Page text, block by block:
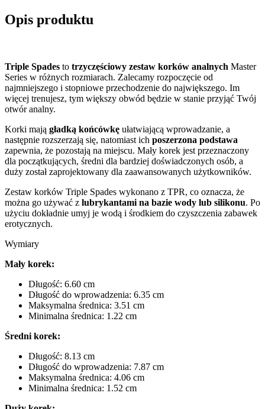
Opis produktu
Triple Spades to trzyczęściowy zestaw korków analnych Master
Series w różnych rozmiarach. Zalecamy rozpoczęcie od
najmniejszego i stopniowe przechodzenie do największego. Im
więcej trenujesz, tym większy obwód będzie w stanie przyjąć Twój
otwór analny.
Korki mają gładką końcówkę ułatwiającą wprowadzanie, a
następnie rozszerzają się, natomiast ich poszerzona podstawa
zapewnia, że pozostają na miejscu. Mały korek jest przeznaczony
dla początkujących, średni dla bardziej doświadczonych osób, a
duży został zaprojektowany dla zaawansowanych użytkowników.
Zestaw korków Triple Spades wykonano z TPR, co oznacza, że
można go używać z lubrykantami na bazie wody lub silikonu. Po
użyciu dokładnie umyj je wodą i środkiem do czyszczenia zabawek
erotycznych.
Wymiary
Mały korek:
Długość: 6.60 cm
Długość do wprowadzenia: 6.35 cm
Maksymalna średnica: 3.51 cm
Minimalna średnica: 1.22 cm
Średni korek:
Długość: 8.13 cm
Długość do wprowadzenia: 7.87 cm
Maksymalna średnica: 4.06 cm
Minimalna średnica: 1.52 cm